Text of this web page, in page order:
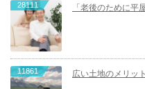
28111 「老後のために
11861 広い土地のメリッ